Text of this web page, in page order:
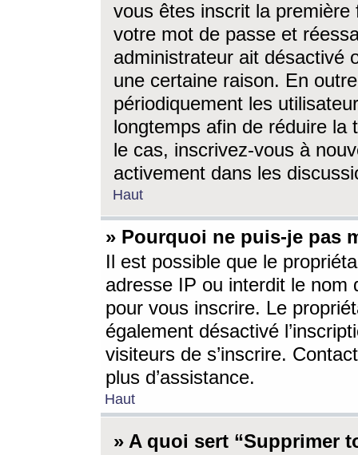
vous êtes inscrit la première
votre mot de passe et
administrateur ait désactivé
une certaine raison. En
périodiquement les
longtemps afin de réduire la
le cas, inscrivez-vous à
activement dans les
Haut
» Pourquoi ne puis-je pas
Il est possible que le
adresse IP ou interdit le nom
pour vous inscrire. Le
également désactivé
visiteurs de s’inscrire.
plus d’assistance.
Haut
» A quoi sert “Supprimer